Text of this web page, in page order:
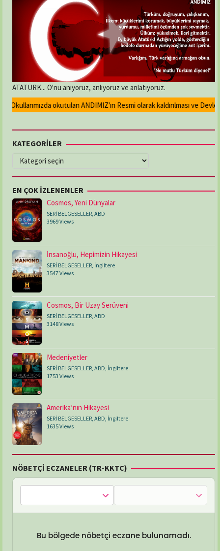
ATATÜRK... O'nu anıyoruz, anlıyoruz ve anlatıyoruz.
Okullarımızda okutulan ANDIMIZ'ın Resmi olarak kaldırılması ve Devlet
KATEGORİLER
KATEGORİLER
EN ÇOK İZLENENLER
Cosmos, Yeni Dünyalar
SERİ BELGESELLER, ABD
3969 Views
İnsanoğlu, Hepimizin Hikayesi
SERİ BELGESELLER, İngiltere
3547 Views
Cosmos, Bir Uzay Serüveni
SERİ BELGESELLER ABD
3148 Views
Medeniyetler
SERİ BELGESELLER ABD İngiltere
1753 Views
Amerika’nın Hikayesi
SERİ BELGESELLER ABD İngiltere
1635 Views
NÖBETÇİ ECZANELER (TR-KKTC)
Bu bölgede nöbetçi eczane bulunamadı.